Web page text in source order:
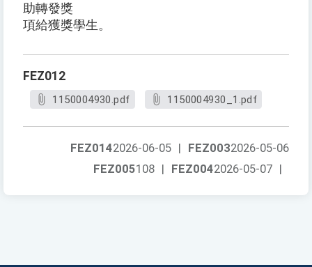
助轉發獎
項給獲獎學生。
FEZ012
1150004930.pdf 1150004930_1.pdf
FEZ0032026-05-06
FEZ0142026-06-05 |
FEZ0042026-05-07 |
FEZ005108 |